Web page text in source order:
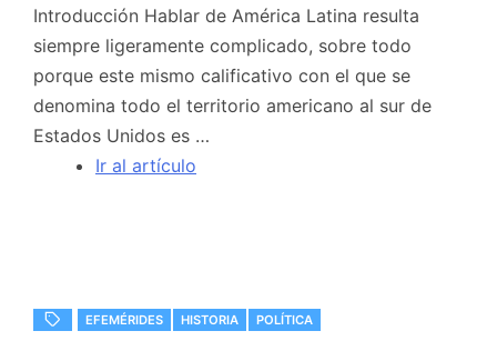
Introducción Hablar de América Latina resulta
siempre ligeramente complicado, sobre todo
porque este mismo calificativo con el que se
denomina todo el territorio americano al sur de
Estados Unidos es …
Ir al artículo
EFEMÉRIDES HISTORIA POLÍTICA